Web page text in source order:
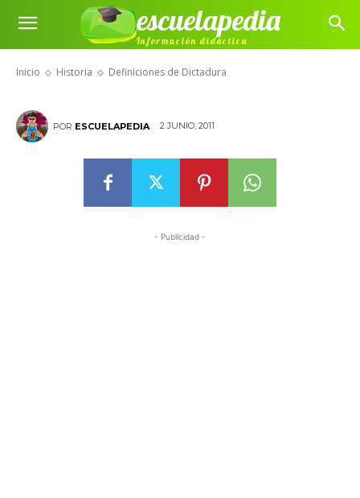
escuelapedia
Información didáctica
Inicio Historia Definiciones de Dictadura
Definiciones de Dictadura
POR ESCUELAPEDIA 2 JUNIO, 2011
- Publicidad -